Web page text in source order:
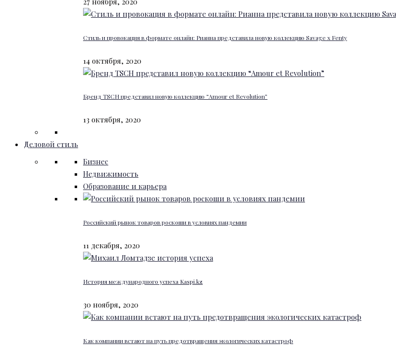
Стиль и провокация в формате онлайн: Рианна представила новую коллекцию Savage x Fenty
14 октября, 2020
Бренд TSCH представил новую коллекцию “Amour et Revolution”
13 октября, 2020
Деловой стиль
Бизнес
Недвижимость
Образование и карьера
Российский рынок товаров роскоши в условиях пандемии
11 декабря, 2020
История международного успеха Kaspi.kz
30 ноября, 2020
Как компании встают на путь предотвращения экологических катастроф